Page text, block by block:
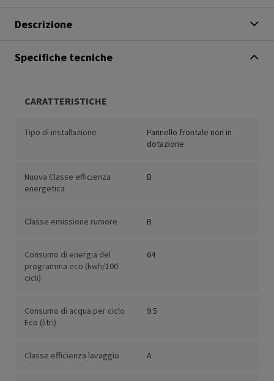
Descrizione
Specifiche tecniche
CARATTERISTICHE
Tipo di installazione
Pannello frontale non in
dotazione
Nuova Classe efficienza
energetica
B
Classe emissione rumore B
Consumo di energia del
programma eco (kwh/100
cicli)
64
Consumo di acqua per ciclo
Eco (litri)
9.5
Classe efficienza lavaggio A